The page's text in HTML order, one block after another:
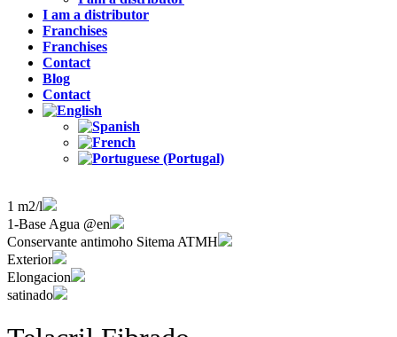
I am a distributor
Franchises
Franchises
Contact
Blog
Contact
1 m2/l
1-Base Agua @en
Conservante antimoho Sitema ATMH
Exterior
Elongacion
satinado